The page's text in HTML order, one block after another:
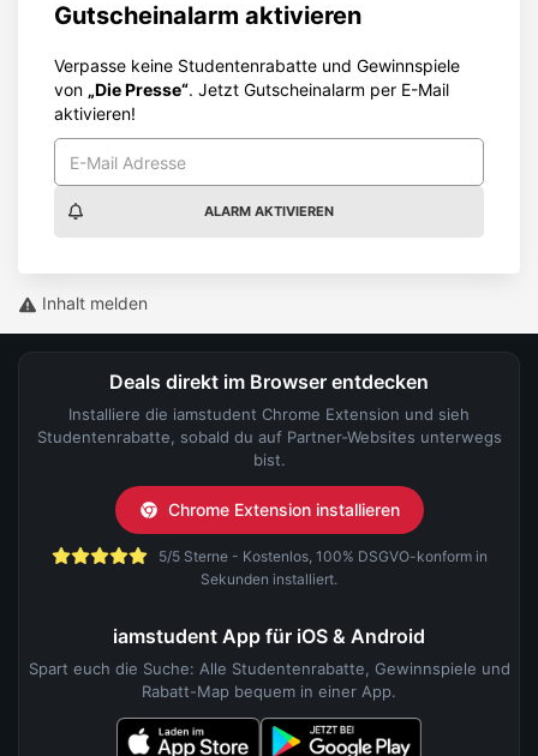
Gutscheinalarm aktivieren
Verpasse keine Studentenrabatte und Gewinnspiele
von „Die Presse“. Jetzt Gutscheinalarm per E-Mail
aktivieren!
ALARM AKTIVIEREN
Inhalt melden
Deals direkt im Browser entdecken
Installiere die iamstudent Chrome Extension und sieh
Studentenrabatte, sobald du auf Partner-Websites unterwegs
bist.
Chrome Extension installieren
5/5 Sterne - Kostenlos, 100% DSGVO-konform in
Sekunden installiert.
iamstudent App für iOS & Android
Spart euch die Suche: Alle Studentenrabatte, Gewinnspiele und
Rabatt-Map bequem in einer App.